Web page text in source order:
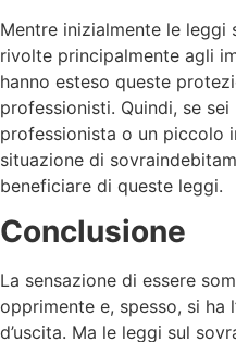
Mentre inizialmente le leggi
rivolte principalmente agli
hanno esteso queste
professionisti. Quindi, se
professionista o un piccolo
situazione di
beneficiare di queste leggi.
Conclusione
La sensazione di essere
opprimente e, spesso, si ha
d’uscita. Ma le leggi sul